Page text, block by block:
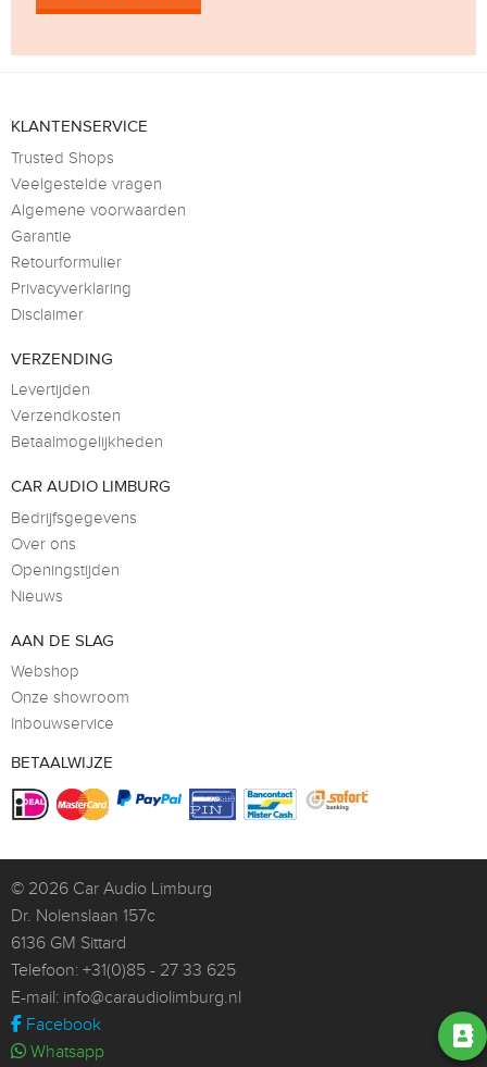
KLANTENSERVICE
Trusted Shops
Veelgestelde vragen
Algemene voorwaarden
Garantie
Retourformulier
Privacyverklaring
Disclaimer
VERZENDING
Levertijden
Verzendkosten
Betaalmogelijkheden
CAR AUDIO LIMBURG
Bedrijfsgegevens
Over ons
Openingstijden
Nieuws
AAN DE SLAG
Webshop
Onze showroom
Inbouwservice
BETAALWIJZE
© 2026 Car Audio Limburg
Dr. Nolenslaan 157c
6136 GM Sittard
Telefoon: +31(0)85 - 27 33 625
E-mail: info@caraudiolimburg.nl
Facebook
Whatsapp